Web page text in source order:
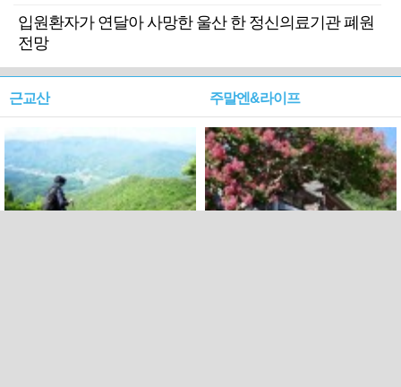
입원환자가 연달아 사망한 울산 한 정신의료기관 폐원
전망
근교산 주말엔&라이프